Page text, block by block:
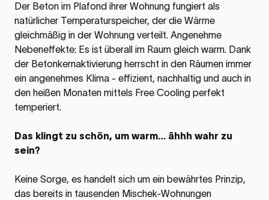
Der Beton im Plafond ihrer Wohnung fungiert als
natürlicher Temperaturspeicher, der die Wärme
gleichmäßig in der Wohnung verteilt. Angenehme
Nebeneffekte: Es ist überall im Raum gleich warm. Dank
der Betonkernaktivierung herrscht in den Räumen immer
ein angenehmes Klima - effizient, nachhaltig und auch in
den heißen Monaten mittels Free Cooling perfekt
temperiert.
Das klingt zu schön, um warm… ähhh wahr zu
sein?
Keine Sorge, es handelt sich um ein bewährtes Prinzip,
das bereits in tausenden Mischek-Wohnungen